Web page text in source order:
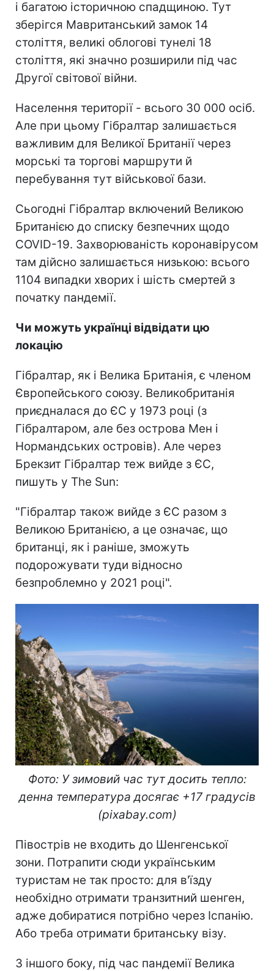
і багатою історичною спадщиною. Тут
зберігся Мавританський замок 14
століття, великі облогові тунелі 18
століття, які значно розширили під час
Другої світової війни.
Населення території - всього 30 000 осіб.
Але при цьому Гібралтар залишається
важливим для Великої Британії через
морські та торгові маршрути й
перебування тут військової бази.
Сьогодні Гібралтар включений Великою
Британією до списку безпечних щодо
COVID-19. Захворюваність коронавірусом
там дійсно залишається низькою: всього
1104 випадки хворих і шість смертей з
початку пандемії.
Чи можуть українці відвідати цю
локацію
Гібралтар, як і Велика Британія, є членом
Європейського союзу. Великобританія
приєдналася до ЄС у 1973 році (з
Гібралтаром, але без острова Мен і
Нормандських островів). Але через
Брекзит Гібралтар теж вийде з ЄС,
пишуть у The Sun:
"Гібралтар також вийде з ЄС разом з
Великою Британією, а це означає, що
британці, як і раніше, зможуть
подорожувати туди відносно
безпроблемно у 2021 році".
Фото: У зимовий час тут досить тепло:
денна температура досягає +17 градусів
(pixabay.com)
Півострів не входить до Шенгенської
зони. Потрапити сюди українським
туристам не так просто: для в'їзду
необхідно отримати транзитний шенген,
адже добиратися потрібно через Іспанію.
Або треба отримати британську візу.
З іншого боку, під час пандемії Велика